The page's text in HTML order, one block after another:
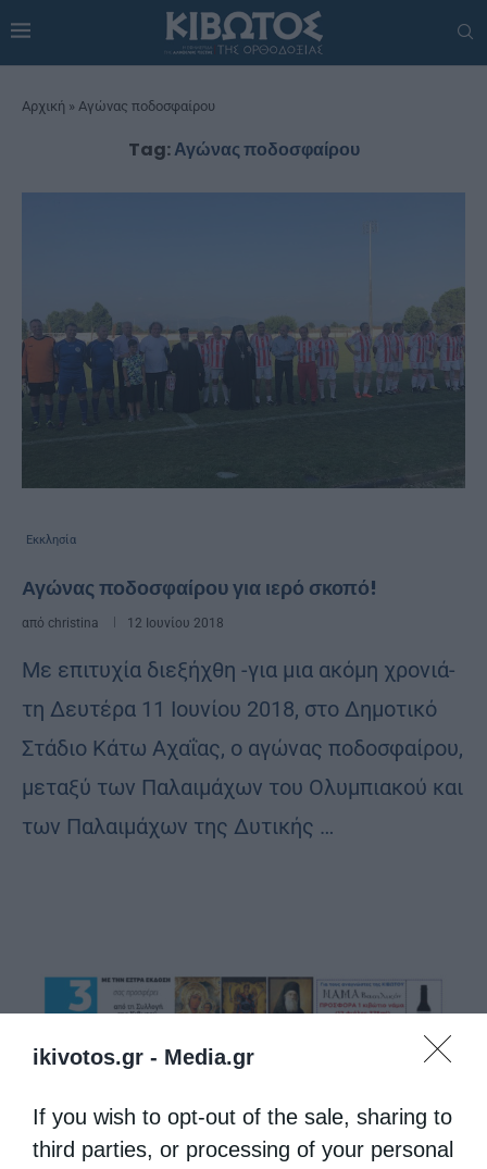
ikivotos.gr - Media.gr
If you wish to opt-out of the sale, sharing to
third parties, or processing of your personal
Αρχική » Αγώνας ποδοσφαίρου
Tag:Αγώνας ποδοσφαίρου
Εκκλησία
Αγώνας ποδοσφαίρου για ιερό σκοπό!
από christina 12 Ιουνίου 2018
Με επιτυχία διεξήχθη -για μια ακόμη χρονιά-
τη Δευτέρα 11 Ιουνίου 2018, στο Δημοτικό
Στάδιο Κάτω Αχαΐας, ο αγώνας ποδοσφαίρου,
μεταξύ των Παλαιμάχων του Ολυμπιακού και
των Παλαιμάχων της Δυτικής …